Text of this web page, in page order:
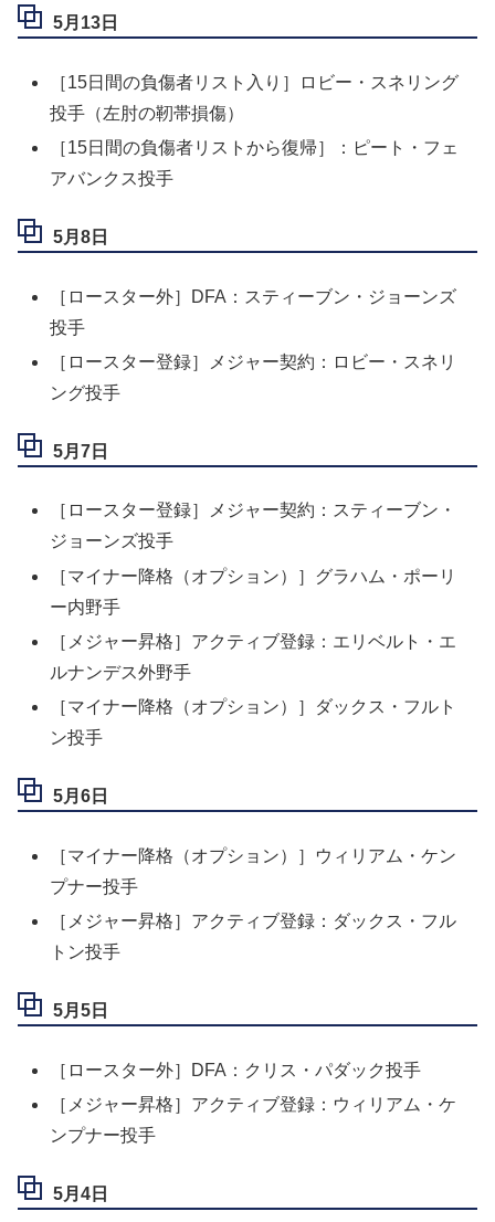
5月13日
［15日間の負傷者リスト入り］ロビー・スネリング
投手（左肘の靭帯損傷）
［15日間の負傷者リストから復帰］：ピート・フェ
アバンクス投手
5月8日
［ロースター外］DFA：スティーブン・ジョーンズ
投手
［ロースター登録］メジャー契約：ロビー・スネリ
ング投手
5月7日
［ロースター登録］メジャー契約：スティーブン・
ジョーンズ投手
［マイナー降格（オプション）］グラハム・ポーリ
ー内野手
［メジャー昇格］アクティブ登録：エリベルト・エ
ルナンデス外野手
［マイナー降格（オプション）］ダックス・フルト
ン投手
5月6日
［マイナー降格（オプション）］ウィリアム・ケン
プナー投手
［メジャー昇格］アクティブ登録：ダックス・フル
トン投手
5月5日
［ロースター外］DFA：クリス・パダック投手
［メジャー昇格］アクティブ登録：ウィリアム・ケ
ンプナー投手
5月4日